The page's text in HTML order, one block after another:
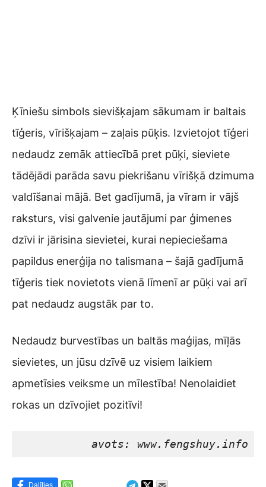
Ķīniešu simbols sievišķajam sākumam ir baltais
tīģeris, vīrišķajam – zaļais pūķis. Izvietojot tīģeri
nedaudz zemāk attiecībā pret pūķi, sieviete
tādējādi parāda savu piekrišanu vīrišķā dzimuma
valdīšanai mājā. Bet gadījumā, ja vīram ir vājš
raksturs, visi galvenie jautājumi par ģimenes
dzīvi ir jārisina sievietei, kurai nepieciešama
papildus enerģija no talismana – šajā gadījumā
tīģeris tiek novietots vienā līmenī ar pūķi vai arī
pat nedaudz augstāk par to.
Nedaudz burvestības un baltās maģijas, mīļās
sievietes, un jūsu dzīvē uz visiem laikiem
apmetīsies veiksme un mīlestība! Nenolaidiet
rokas un dzīvojiet pozitīvi!
avots: www.fengshuy.info
Dalīties